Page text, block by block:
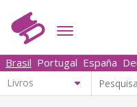
Brasil Portugal España